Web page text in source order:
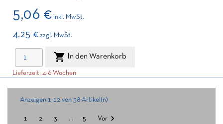
5,06 € inkl. MwSt.
4.25 € zzgl. MwSt.
 In den Warenkorb
Lieferzeit: 4-6 Wochen
Anzeigen 1-12 von 58 Artikel(n)
1 2 3 … 5 Vor 